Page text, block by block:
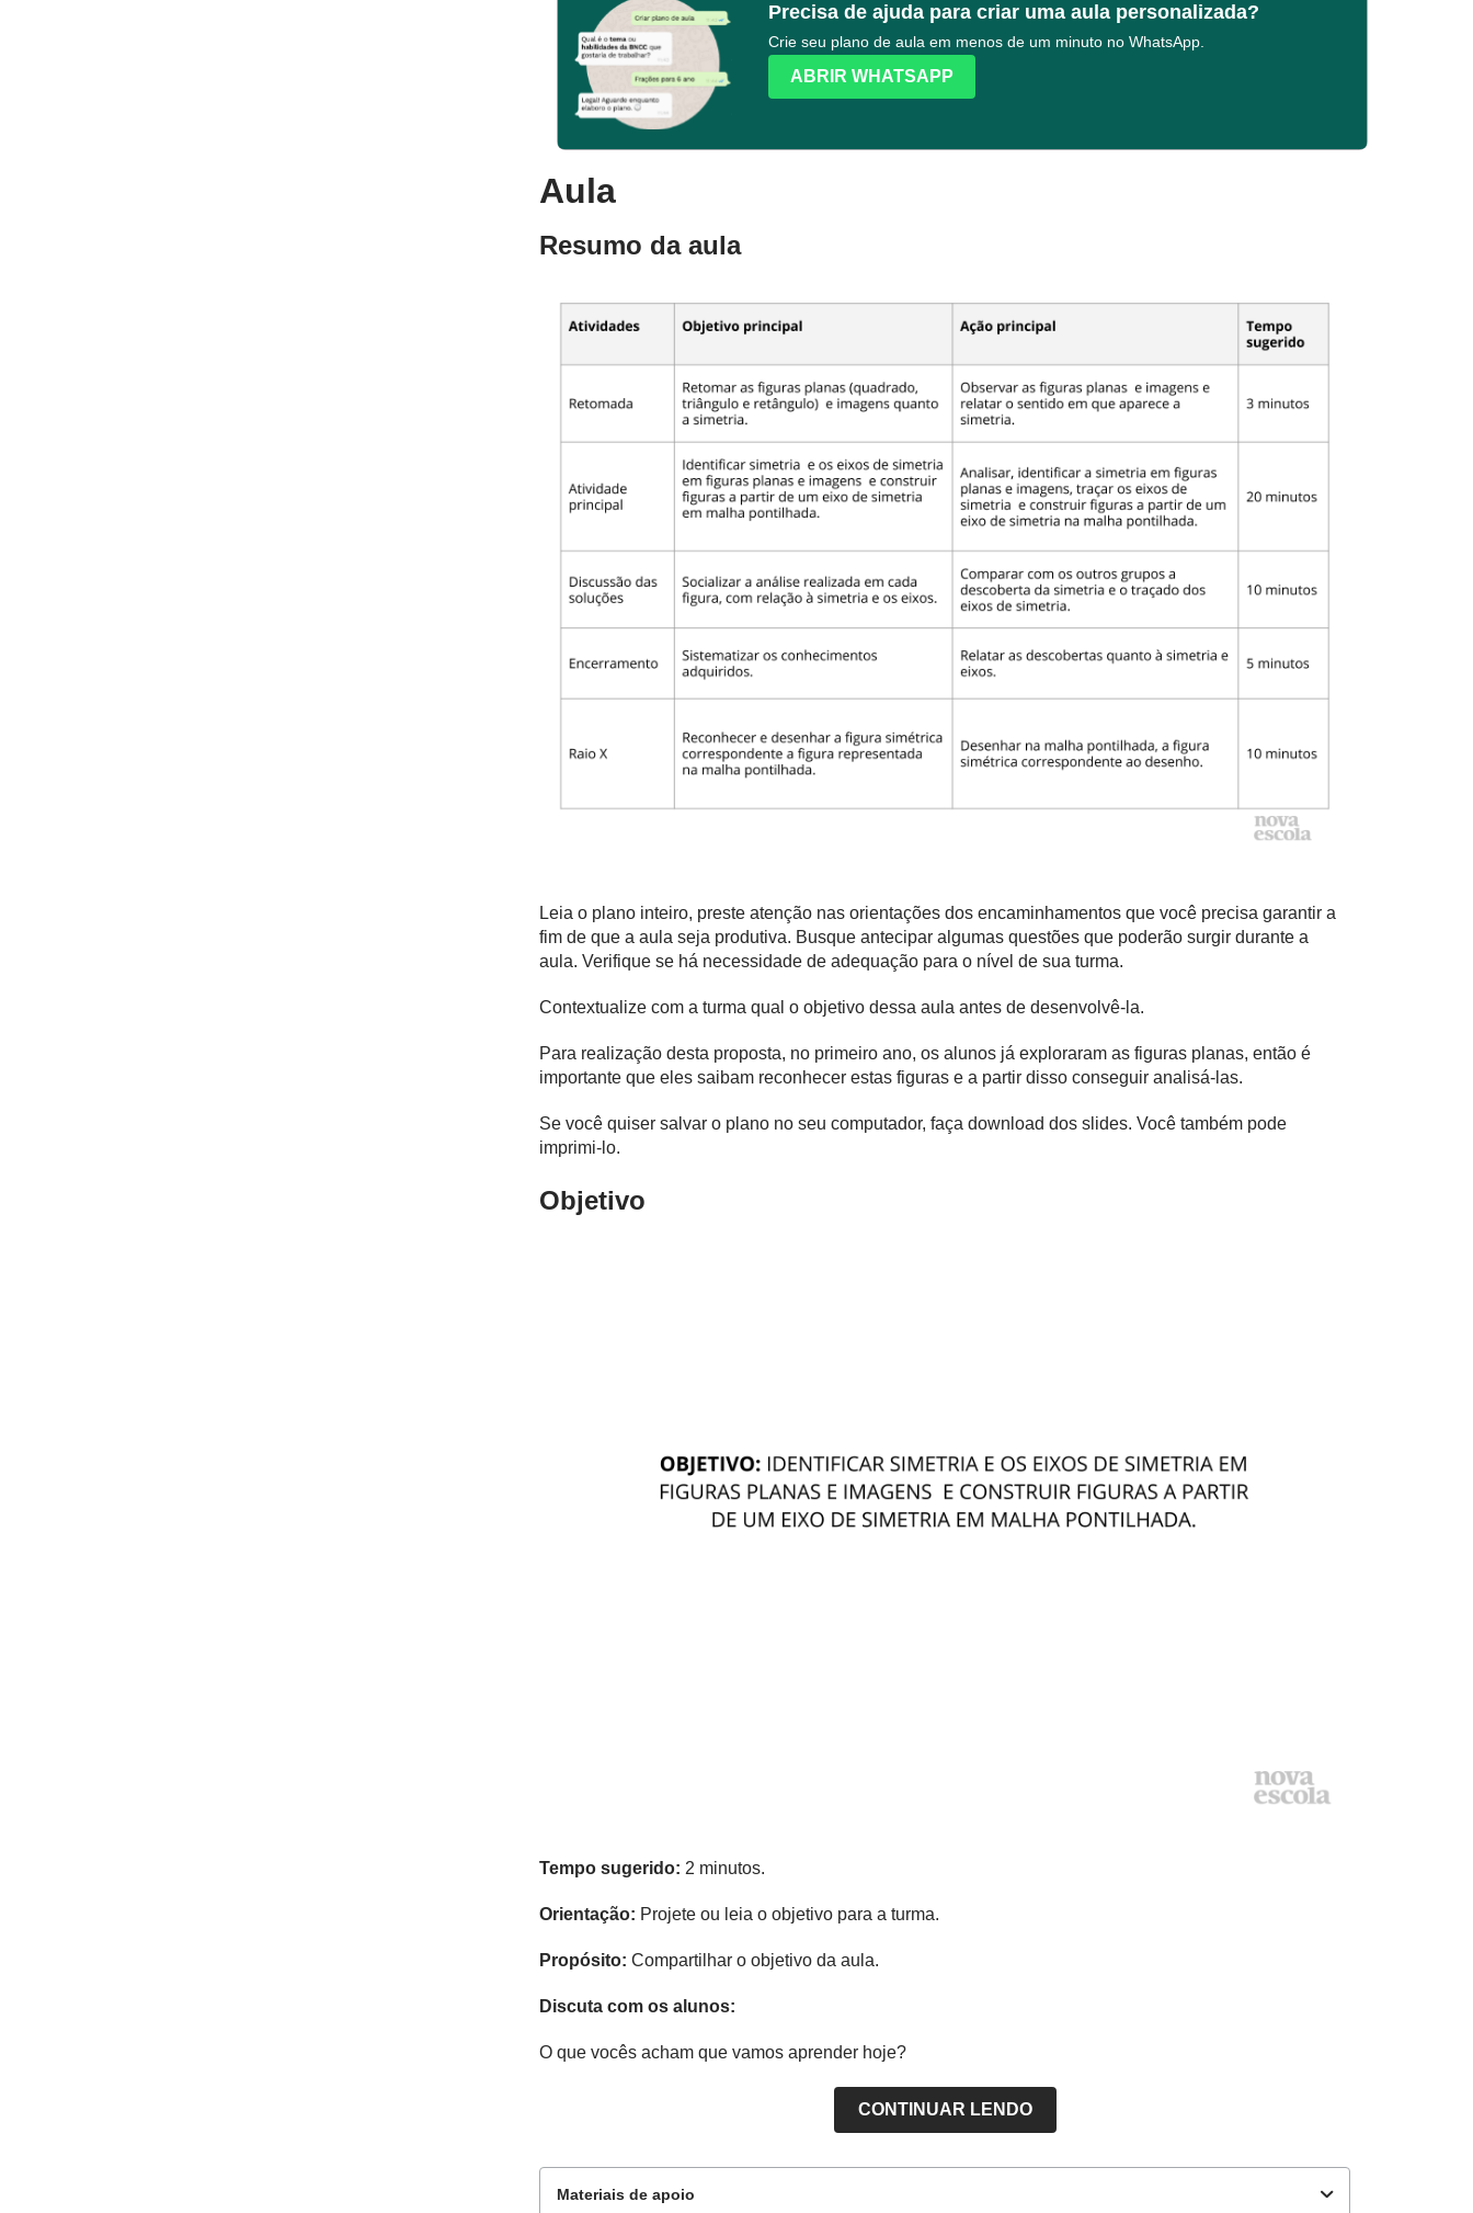
Precisa de ajuda para criar uma aula personalizada?
Crie seu plano de aula em menos de um minuto no WhatsApp.
ABRIR WHATSAPP
Aula
Resumo da aula
Leia o plano inteiro, preste atenção nas orientações dos encaminhamentos que você precisa garantir a
fim de que a aula seja produtiva. Busque antecipar algumas questões que poderão surgir durante a
aula. Verifique se há necessidade de adequação para o nível de sua turma.
Contextualize com a turma qual o objetivo dessa aula antes de desenvolvê-la.
Para realização desta proposta, no primeiro ano, os alunos já exploraram as figuras planas, então é
importante que eles saibam reconhecer estas figuras e a partir disso conseguir analisá-las.
Se você quiser salvar o plano no seu computador, faça download dos slides. Você também pode
imprimi-lo.
Objetivo
Tempo sugerido: 2 minutos.
Orientação: Projete ou leia o objetivo para a turma.
Propósito: Compartilhar o objetivo da aula.
Discuta com os alunos:
O que vocês acham que vamos aprender hoje?
CONTINUAR LENDO
Materiais de apoio